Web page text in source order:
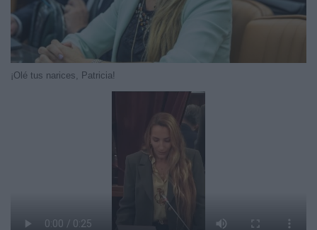
¡Olé tus narices, Patricia!